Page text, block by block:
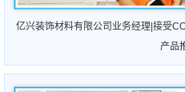
亿兴装饰材料有限公司业务经理|接受
产品